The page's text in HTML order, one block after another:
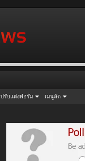
ปรับแต่งฟอรั่ม เมนูลัด